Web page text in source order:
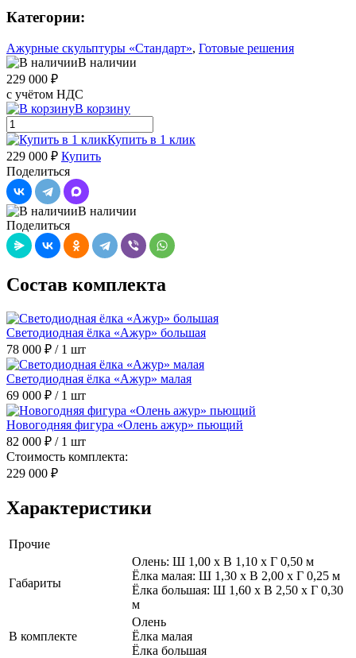
Категории:
Ажурные скульптуры «Стандарт», Готовые решения
В наличии
229 000 ₽
с учётом НДС
В корзину
Купить в 1 клик
229 000 ₽ Купить
Поделиться
В наличии
Поделиться
Состав комплекта
Светодиодная ёлка «Ажур» большая
78 000 ₽ / 1 шт
Светодиодная ёлка «Ажур» малая
69 000 ₽ / 1 шт
Новогодняя фигура «Олень ажур» пьющий
82 000 ₽ / 1 шт
Стоимость комплекта:
229 000 ₽
Характеристики
Прочие
Габариты
Олень: Ш 1,00 x В 1,10 x Г 0,50 м
Ёлка малая: Ш 1,30 x В 2,00 x Г 0,25 м
Ёлка большая: Ш 1,60 x В 2,50 x Г 0,30
м
В комплекте
Олень
Ёлка малая
Ёлка большая